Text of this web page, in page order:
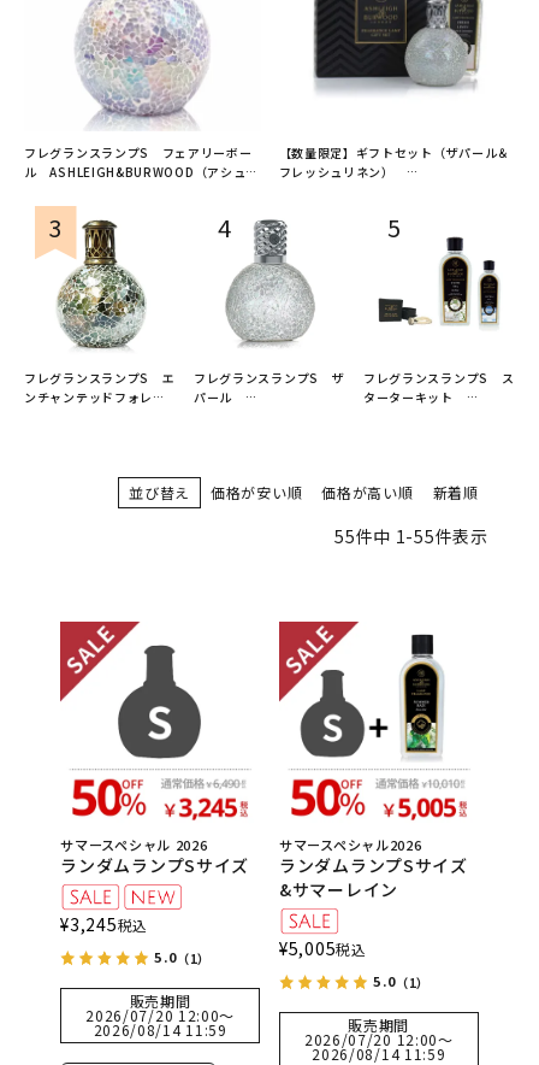
フレグランスランプS フェアリーボー
ル ASHLEIGH&BURWOOD（アシュレ
【数量限定】ギフトセット（ザパール＆
フレッシュリネン）
フレグランスランプS エ
ンチャンテッドフォレス
フレグランスランプS ザ
パール
フレグランスランプS ス
ターターキット
並び替え 価格が安い順 価格が高い順 新着順
55件中 1-55件表示
サマースペシャル 2026
ランダムランプSサイズ
¥3,245税込
5.0 （1）
販売期間
2026/07/20 12:00〜
2026/08/14 11:59
サマースペシャル2026
ランダムランプSサイズ
&サマーレイン
¥5,005税込
5.0（1）
販売期間
2026/07/20 12:00〜
2026/08/14 11:59